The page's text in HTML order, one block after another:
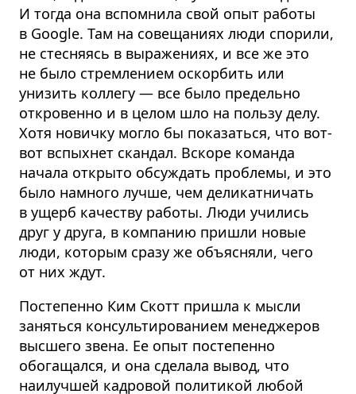
И тогда она вспомнила свой опыт работы
в Google. Там на совещаниях люди спорили,
не стесняясь в выражениях, и все же это
не было стремлением оскорбить или
унизить коллегу — все было предельно
откровенно и в целом шло на пользу делу.
Хотя новичку могло бы показаться, что вот-
вот вспыхнет скандал. Вскоре команда
начала открыто обсуждать проблемы, и это
было намного лучше, чем деликатничать
в ущерб качеству работы. Люди учились
друг у друга, в компанию пришли новые
люди, которым сразу же объясняли, чего
от них ждут.
Постепенно Ким Скотт пришла к мысли
заняться консультированием менеджеров
высшего звена. Ее опыт постепенно
обогащался, и она сделала вывод, что
наилучшей кадровой политикой любой